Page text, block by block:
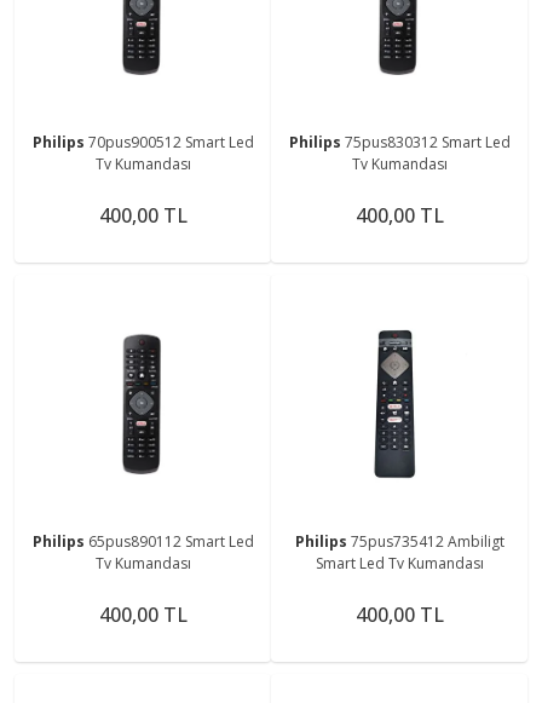
Philips 70pus900512 Smart Led
Tv Kumandası
400,00 TL
Philips 75pus830312 Smart Led
Tv Kumandası
400,00 TL
Philips 65pus890112 Smart Led
Tv Kumandası
400,00 TL
Philips 75pus735412 Ambiligt
Smart Led Tv Kumandası
400,00 TL